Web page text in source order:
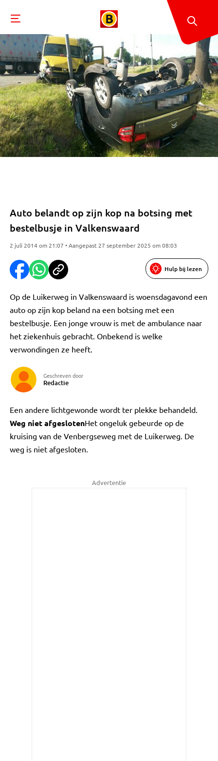
Auto belandt op zijn kop na botsing met
bestelbusje in Valkenswaard
2 juli 2014 om 21:07 • Aangepast 27 september 2025 om 08:03
Hulp bij lezen
Op de Luikerweg in Valkenswaard is woensdagavond een
auto op zijn kop beland na een botsing met een
bestelbusje. Een jonge vrouw is met de ambulance naar
het ziekenhuis gebracht. Onbekend is welke
verwondingen ze heeft.
Geschreven door
Redactie
Een andere lichtgewonde wordt ter plekke behandeld.
Weg niet afgeslotenHet ongeluk gebeurde op de
kruising van de Venbergseweg met de Luikerweg. De
weg is niet afgesloten.
Advertentie